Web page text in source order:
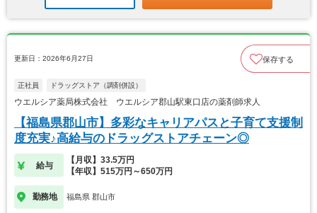
更新日：2026年6月27日 保存する
正社員 ドラッグストア（調剤併設）
ウエルシア薬局株式会社 ウエルシア郡山駅東口店の薬剤師求人
【福島県郡山市】多彩なキャリアパスと子育て支援制
度充実♪高給与のドラッグストアチェーン◎
給与
【月収】33.5万円
【年収】515万円～650万円
勤務地 福島県 郡山市